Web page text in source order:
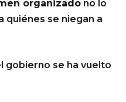
organizado no lo
quiénes se niegan a
gobierno se ha vuelto